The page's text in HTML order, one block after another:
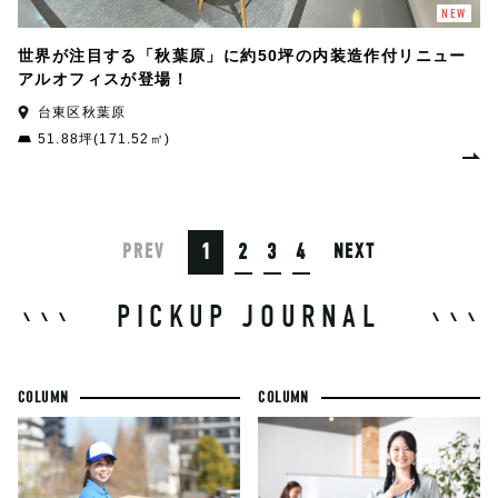
NEW
世界が注目する「秋葉原」に約50坪の内装造作付リニュー
アルオフィスが登場！
台東区秋葉原
51.88坪(171.52㎡)
PREV 1 2 3 4 NEXT
PICKUP JOURNAL
COLUMN COLUMN